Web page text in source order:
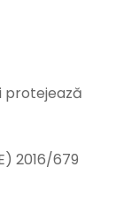
protejează
2016/679